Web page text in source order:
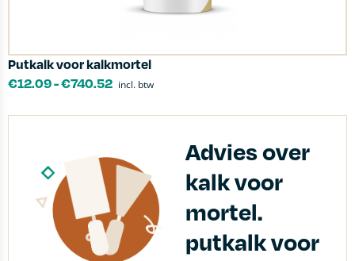
Putkalk voor kalkmortel
€12.09-€740.52 incl. btw
Advies over
kalk voor
mortel.
putkalk voor